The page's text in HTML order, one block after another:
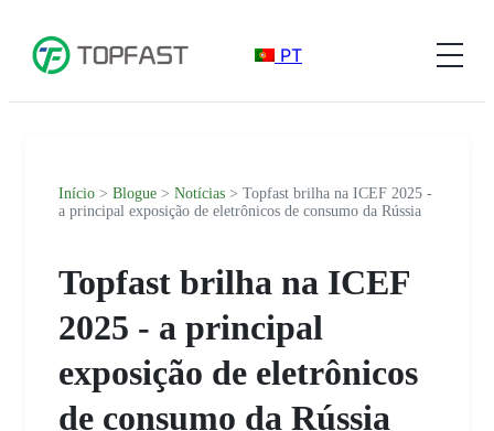
PT
Início > Blogue > Notícias > Topfast brilha na ICEF 2025 -
a principal exposição de eletrônicos de consumo da Rússia
Topfast brilha na ICEF
2025 - a principal
exposição de eletrônicos
de consumo da Rússia